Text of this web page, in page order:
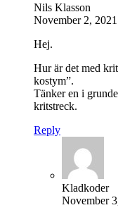
Nils Klasson
November 2,
Hej.
Hur är det med
kostym”.
Tänker en i
kritstreck.
Reply
Kladkoder
November